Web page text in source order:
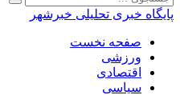
پایگاه خبری تحلیلی خبرشهر
صفحه نخست
ورزشی
اقتصادی
سیاسی